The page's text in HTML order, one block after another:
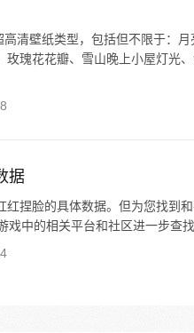
清壁纸类型，包括但不限于：
玫瑰花花瓣、雪山晚上小屋灯光
据
红捏脸的具体数据。但为您找到
中的相关平台和社区进一步查